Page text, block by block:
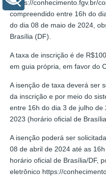
(https://conhecimento.fgv.br/
compreendido entre 16h do
do dia 08 de maio de 2024,
Brasília (DF).
A taxa de inscrição é de
em guia própria, em favor do
A isenção de taxa deverá ser
da inscrição e por meio do
entre 16h do dia 3 de julho
2023 (horário oficial de
A isenção poderá ser
08 de abril de 2024 até as
horário oficial de Brasília/DF,
eletrônico https://